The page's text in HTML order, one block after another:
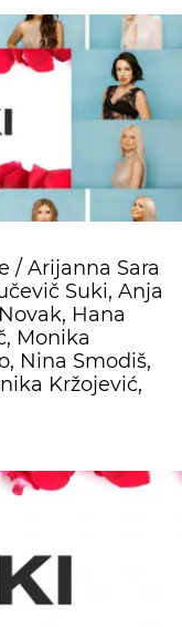
/ Arijanna Sara
Suki, Anja
Hana
Monika
Nina Smodiš,
Kržojević,